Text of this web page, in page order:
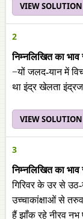
VIEW SOLUTION
2
निम्नलिखित का भाव
−यों जलद-यान में
था इंद्र खेलता
VIEW SOLUTION
3
निम्नलिखित का भाव
गिरिवर के उर से उठ-
उच्चाकांक्षाओं से
हैं झाँक रहे नीरव नभ